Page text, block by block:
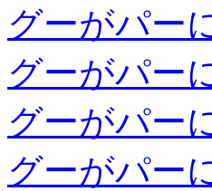
グーがパー
グーがパー
グーがパー
グーがパー